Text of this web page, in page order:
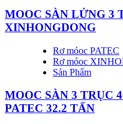
MOOC SÀN LỬNG 3
XINHONGDONG
Rơ móoc PATEC
Rơ móoc
Sản Phẩm
MOOC SÀN 3 TRỤC
PATEC 32.2 TẤN